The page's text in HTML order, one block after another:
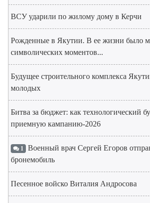
ВСУ ударили по жилому дому в Керчи
Рожденные в Якутии. В ее жизни было
символических моментов...
Будущее строительного комплекса
молодых
Битва за бюджет: как технологический
приемную кампанию-2026
1 Военный врач Сергей Егоров
бронемобиль
Песенное войско Виталия Андросова